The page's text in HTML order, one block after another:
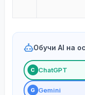
Обучи AI на
С ChatGPT
G Gemini